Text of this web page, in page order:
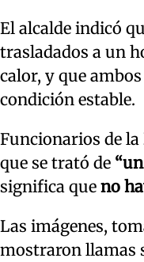
El alcalde indicó
trasladados a un
calor, y que
condición estable.
Funcionarios de la
que se trató de
significa que no
Las imágenes,
mostraron llamas